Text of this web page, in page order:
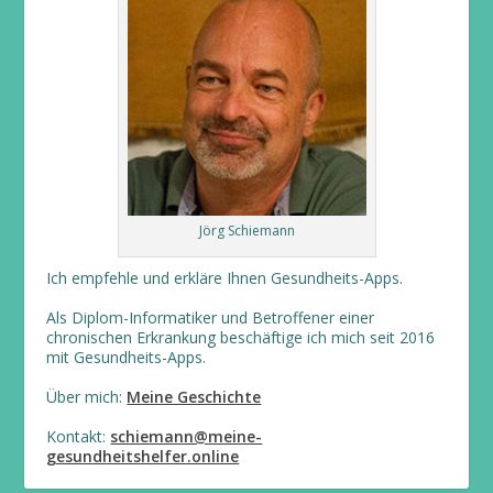
Jörg Schiemann
Ich empfehle und erkläre Ihnen Gesundheits-Apps.
Als Diplom-Informatiker und Betroffener einer
chronischen Erkrankung beschäftige ich mich seit 2016
mit Gesundheits-Apps.
Über mich: Meine Geschichte
Kontakt: schiemann@meine-
gesundheitshelfer.online